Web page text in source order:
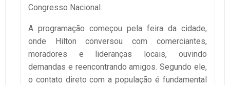
Congresso Nacional.
A programação começou pela feira da cidade,
onde Hilton conversou com comerciantes,
moradores e lideranças locais, ouvindo
demandas e reencontrando amigos. Segundo ele,
o contato direto com a população é fundamental